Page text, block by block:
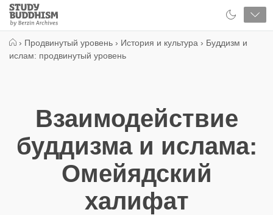
Close
Study
Buddhism
› Продвинутый уровень › История и культура › Буддизм и
ислам: продвинутый уровень
Взаимодействие
буддизма и ислама:
Омейядский
халифат